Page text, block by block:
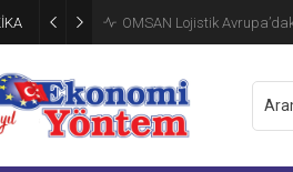
OMSAN Lojistik